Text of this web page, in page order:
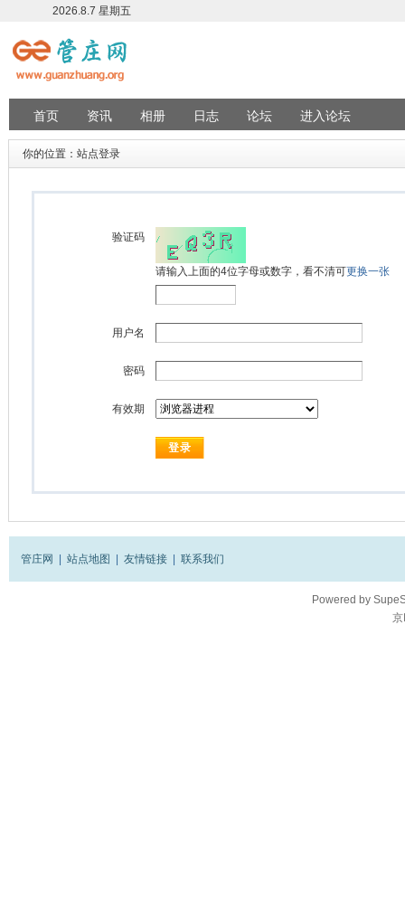
2026.8.7 星期五
首页 资讯 相册 日志 论坛 进入论坛
你的位置：站点登录
验证码
请输入上面的4位字母或数字，看不清可更换一张
用户名
密码
有效期
管庄网 站点地图 友情链接 联系我们
Powered by